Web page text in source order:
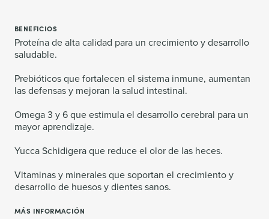
BENEFICIOS
Proteína de alta calidad para un crecimiento y desarrollo
saludable.
Prebióticos que fortalecen el sistema inmune, aumentan
las defensas y mejoran la salud intestinal.
Omega 3 y 6 que estimula el desarrollo cerebral para un
mayor aprendizaje.
Yucca Schidigera que reduce el olor de las heces.
Vitaminas y minerales que soportan el crecimiento y
desarrollo de huesos y dientes sanos.
MÁS INFORMACIÓN